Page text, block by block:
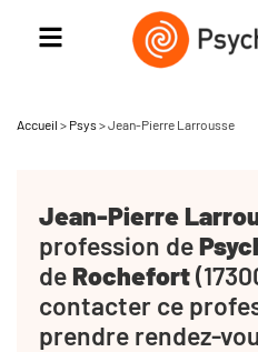
Accueil > Psys >Jean-Pierre Larrousse
Jean-Pierre
profession de
de Rochefort
contacter ce
prendre rendez-